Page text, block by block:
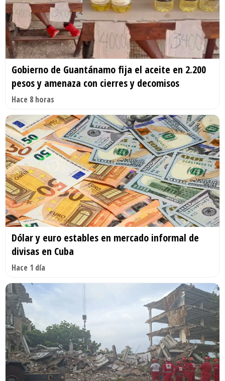
Gobierno de Guantánamo fija el aceite en 2.200
pesos y amenaza con cierres y decomisos
Hace 8 horas
Dólar y euro estables en mercado informal de
divisas en Cuba
Hace 1 día